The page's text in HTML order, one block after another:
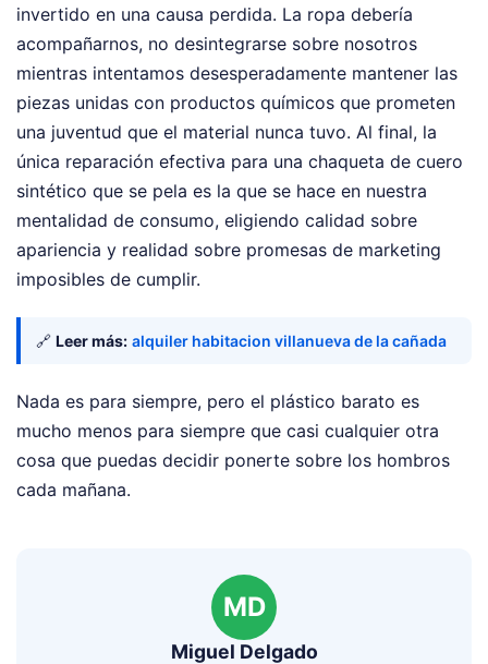
invertido en una causa perdida. La ropa debería
acompañarnos, no desintegrarse sobre nosotros
mientras intentamos desesperadamente mantener las
piezas unidas con productos químicos que prometen
una juventud que el material nunca tuvo. Al final, la
única reparación efectiva para una chaqueta de cuero
sintético que se pela es la que se hace en nuestra
mentalidad de consumo, eligiendo calidad sobre
apariencia y realidad sobre promesas de marketing
imposibles de cumplir.
🔗 Leer más: alquiler habitacion villanueva de la cañada
Nada es para siempre, pero el plástico barato es
mucho menos para siempre que casi cualquier otra
cosa que puedas decidir ponerte sobre los hombros
cada mañana.
MD
Miguel Delgado